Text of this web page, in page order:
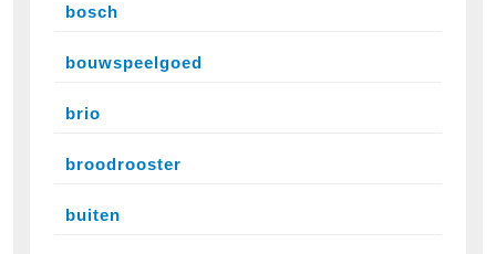
bosch
bouwspeelgoed
brio
broodrooster
buiten